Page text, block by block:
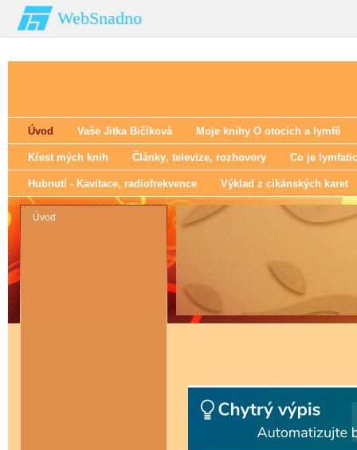
WebSnadno
Úvod Vaše Jitka Bičíková Moje knihy O otocích a lymfě
Křest mých knih Články‚ televize‚ rozhovory Co je
Hubnutí - Kavitace‚ radiofrekvence Výklad z cikánských karet
Úvod